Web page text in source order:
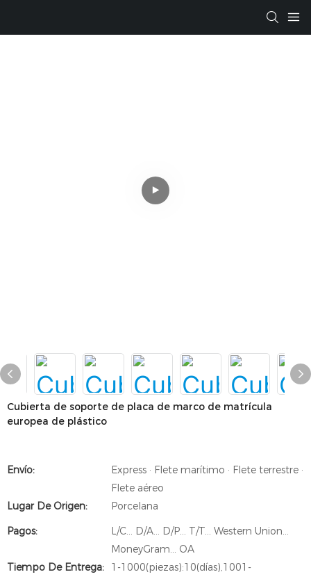
Cubierta de soporte de placa de marco de matrícula
europea de plástico
Envío:
Express · Flete marítimo · Flete terrestre ·
Flete aéreo
Lugar De Origen:
Porcelana
Pagos:
L/C... D/A... D/P... T/T... Western Union...
MoneyGram... OA
Tiempo De Entrega:
1-1000(piezas):10(días),1001-